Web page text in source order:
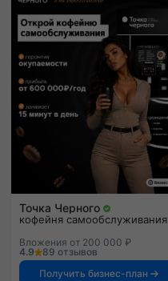
Точка Черного
кофейня самообслуживания
Вложения от 200 000 ₽
4.9
89 отзывов
Получить бизнес-план